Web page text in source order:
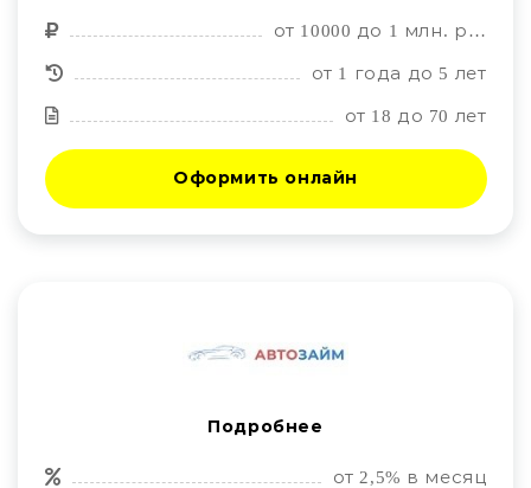
от 10000 до 1 млн. руб.
от 1 года до 5 лет
от 18 до 70 лет
Оформить онлайн
Подробнее
от 2,5% в месяц